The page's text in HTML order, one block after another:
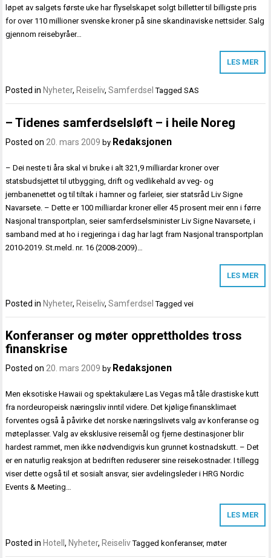
løpet av salgets første uke har flyselskapet solgt billetter til billigste pris
for over 110 millioner svenske kroner på sine skandinaviske nettsider. Salg
gjennom reisebyråer…
LES MER
Posted in Nyheter, Reiseliv,Samferdsel TaggedSAS
– Tidenes samferdselsløft – i heile Noreg
Posted on 20. mars 2009 by Redaksjonen
– Dei neste ti åra skal vi bruke i alt 321,9 milliardar kroner over
statsbudsjettet til utbygging, drift og vedlikehald av veg- og
jernbanenettet og til tiltak i hamner og farleier, sier statsråd Liv Signe
Navarsete. – Dette er 100 milliardar kroner eller 45 prosent meir enn i førre
Nasjonal transportplan, seier samferdselsminister Liv Signe Navarsete, i
samband med at ho i regjeringa i dag har lagt fram Nasjonal transportplan
2010-2019. St.meld. nr. 16 (2008-2009)…
LES MER
Posted in Nyheter, Reiseliv,Samferdsel Taggedvei
Konferanser og møter opprettholdes tross
finanskrise
Posted on20. mars 2009 by Redaksjonen
Men eksotiske Hawaii og spektakulære Las Vegas må tåle drastiske kutt
fra nordeuropeisk næringsliv inntil videre. Det kjølige finansklimaet
forventes også å påvirke det norske næringslivets valg av konferanse og
møteplasser. Valg av eksklusive reisemål og fjerne destinasjoner blir
hardest rammet, men ikke nødvendigvis kun grunnet kostnadskutt. – Det
er en naturlig reaksjon at bedriften reduserer sine reisekostnader. I tillegg
viser dette også til et sosialt ansvar, sier avdelingsleder i HRG Nordic
Events & Meeting…
LES MER
Posted in Hotell, Nyheter, Reiseliv Tagged konferanser,møter